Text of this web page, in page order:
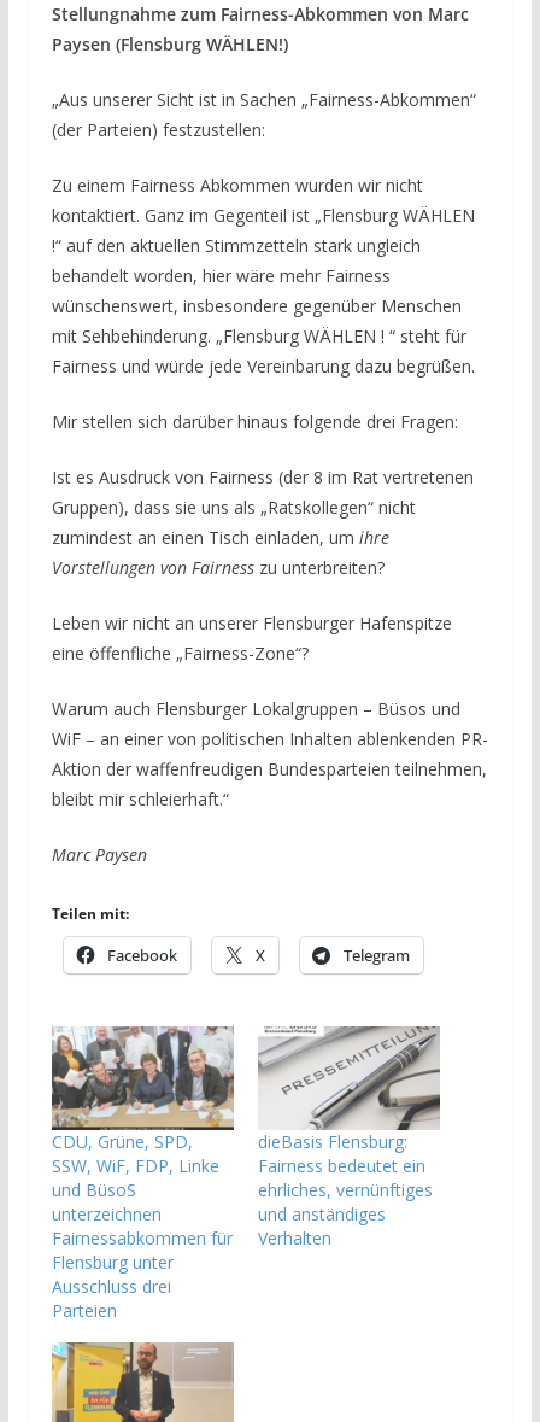
Stellungnahme zum Fairness-Abkommen von Marc
Paysen (Flensburg WÄHLEN!)
„Aus unserer Sicht ist in Sachen „Fairness-Abkommen“
(der Parteien) festzustellen:
Zu einem Fairness Abkommen wurden wir nicht
kontaktiert. Ganz im Gegenteil ist „Flensburg WÄHLEN
!“ auf den aktuellen Stimmzetteln stark ungleich
behandelt worden, hier wäre mehr Fairness
wünschenswert, insbesondere gegenüber Menschen
mit Sehbehinderung. „Flensburg WÄHLEN ! “ steht für
Fairness und würde jede Vereinbarung dazu begrüßen.
Mir stellen sich darüber hinaus folgende drei Fragen:
Ist es Ausdruck von Fairness (der 8 im Rat vertretenen
Gruppen), dass sie uns als „Ratskollegen“ nicht
zumindest an einen Tisch einladen, um ihre
Vorstellungen von Fairnesszu unterbreiten?
Leben wir nicht an unserer Flensburger Hafenspitze
eine öffenfliche „Fairness-Zone“?
Warum auch Flensburger Lokalgruppen – Büsos und
WiF – an einer von politischen Inhalten ablenkenden PR-
Aktion der waffenfreudigen Bundesparteien teilnehmen,
bleibt mir schleierhaft.“
Marc Paysen
Teilen mit:
Facebook X Telegram
CDU, Grüne, SPD,
SSW, WiF, FDP, Linke
und BüsoS
unterzeichnen
Fairnessabkommen für
Flensburg unter
Ausschluss drei
Parteien
dieBasis Flensburg:
Fairness bedeutet ein
ehrliches, vernünftiges
und anständiges
Verhalten